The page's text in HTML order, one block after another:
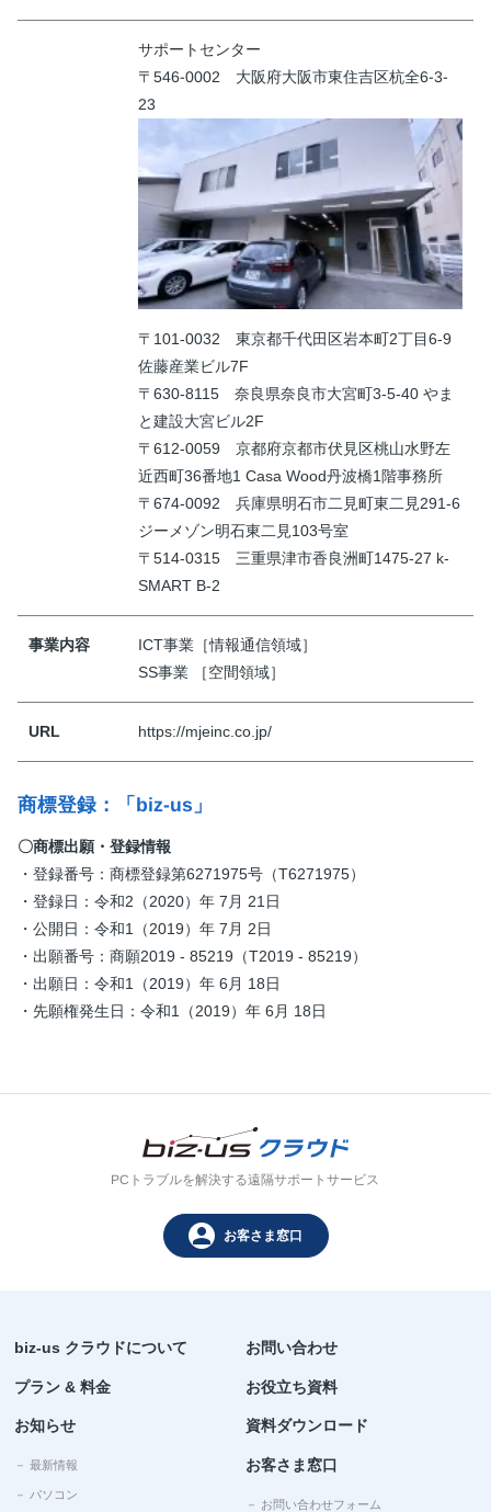
サポートセンター
〒546-0002 大阪府大阪市東住吉区杭全6-3-
23
〒101-0032 東京都千代田区岩本町2丁目6-9
佐藤産業ビル7F
〒630-8115 奈良県奈良市大宮町3-5-40 やま
と建設大宮ビル2F
〒612-0059 京都府京都市伏見区桃山水野左
近西町36番地1 Casa Wood丹波橋1階事務所
〒674-0092 兵庫県明石市二見町東二見291-6
ジーメゾン明石東二見103号室
〒514-0315 三重県津市香良洲町1475-27 k-
SMART B-2
事業内容
ICT事業［情報通信領域］
SS事業 ［空間領域］
URL https://mjeinc.co.jp/
商標登録：「biz-us」
〇商標出願・登録情報
・登録番号：商標登録第6271975号（T6271975）
・登録日：令和2（2020）年 7月 21日
・公開日：令和1（2019）年 7月 2日
・出願番号：商願2019 - 85219（T2019 - 85219）
・出願日：令和1（2019）年 6月 18日
・先願権発生日：令和1（2019）年 6月 18日
PCトラブルを解決する遠隔サポートサービス
person お客さま窓口
biz-us クラウドについて
プラン & 料金
お知らせ
－ 最新情報
－ パソコン
お問い合わせ
お役立ち資料
資料ダウンロード
お客さま窓口
－ お問い合わせフォーム